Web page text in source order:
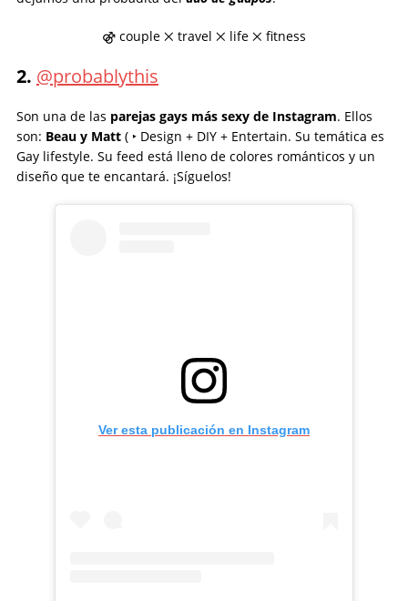
⚣ couple ྾ travel ྾ life ྾ fitness
2. @probablythis
Son una de las parejas gays más sexy de Instagram. Ellos
son: Beau y Matt( ‣ Design + DIY + Entertain. Su temática es
Gay lifestyle. Su feed está lleno de colores románticos y un
diseño que te encantará. ¡Síguelos!
Ver esta publicación en Instagram